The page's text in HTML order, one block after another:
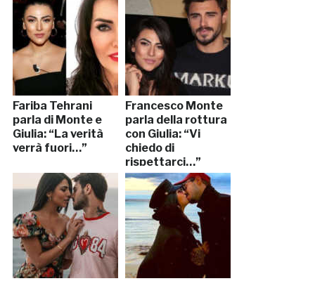
Fariba Tehrani
parla di Monte e
Giulia: “La verità
verrà fuori…”
Francesco Monte
parla della rottura
con Giulia: “Vi
chiedo di
rispettarci…”